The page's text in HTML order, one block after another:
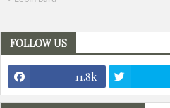
FOLLOW US
11.8k